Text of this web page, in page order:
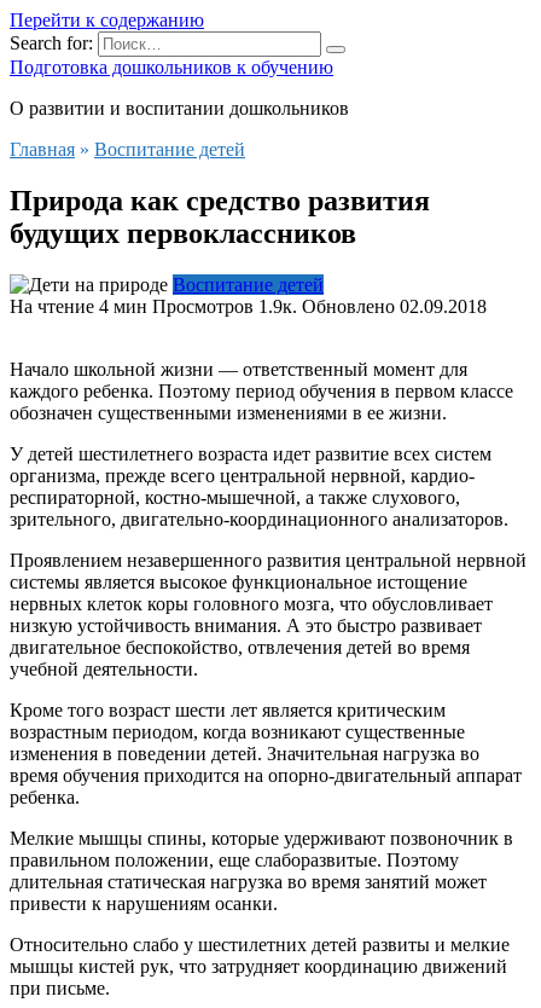
Перейти к содержанию
Search for:
Подготовка дошкольников к обучению
О развитии и воспитании дошкольников
Главная » Воспитание детей
Природа как средство развития
будущих первоклассников
Воспитание детей
На чтение 4 мин Просмотров 1.9к. Обновлено 02.09.2018
Начало школьной жизни — ответственный момент для
каждого ребенка. Поэтому период обучения в первом классе
обозначен существенными изменениями в ее жизни.
У детей шестилетнего возраста идет развитие всех систем
организма, прежде всего центральной нервной, кардио-
респираторной, костно-мышечной, а также слухового,
зрительного, двигательно-координационного анализаторов.
Проявлением незавершенного развития центральной нервной
системы является высокое функциональное истощение
нервных клеток коры головного мозга, что обусловливает
низкую устойчивость внимания. А это быстро развивает
двигательное беспокойство, отвлечения детей во время
учебной деятельности.
Кроме того возраст шести лет является критическим
возрастным периодом, когда возникают существенные
изменения в поведении детей. Значительная нагрузка во
время обучения приходится на опорно-двигательный аппарат
ребенка.
Мелкие мышцы спины, которые удерживают позвоночник в
правильном положении, еще слаборазвитые. Поэтому
длительная статическая нагрузка во время занятий может
привести к нарушениям осанки.
Относительно слабо у шестилетних детей развиты и мелкие
мышцы кистей рук, что затрудняет координацию движений
при письме.